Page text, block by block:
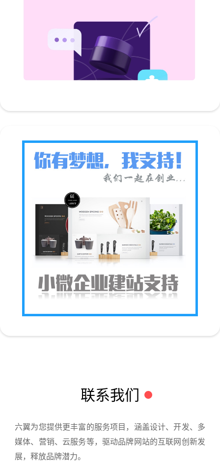
联系我们
六翼为您提供更丰富的服务项目，涵盖设计、开发、多
媒体、营销、云服务等，驱动品牌网站的互联网创新发
展，释放品牌潜力。